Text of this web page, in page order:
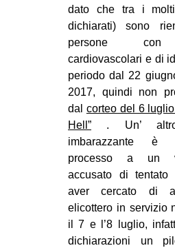
dato che tra i molti
dichiarati) sono
persone con
cardiovascolari e di
periodo dal 22
2017, quindi non
dal corteo del 6
Hell” . Un’ altro
imbarazzante è
processo a un
accusato di tentato
aver cercato di
elicottero in servizio
il 7 e l’8 luglio,
dichiarazioni un